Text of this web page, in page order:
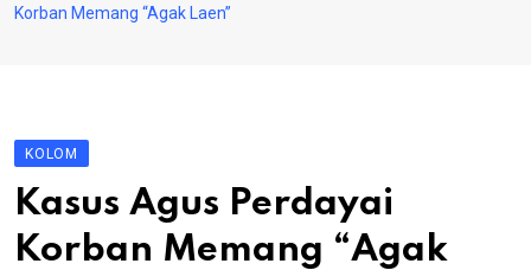
Olahraga
Kolom
Korban Memang “Agak Laen”
KOLOM
Kasus Agus Perdayai
Korban Memang “Agak